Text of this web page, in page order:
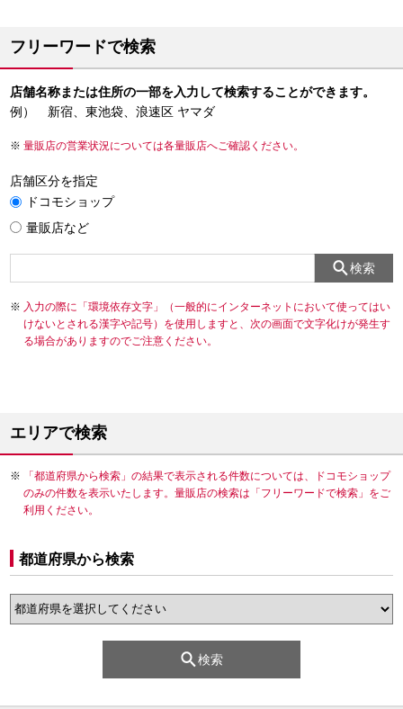
フリーワードで検索
店舗名称または住所の一部を入力して検索することができます。
例） 新宿、東池袋、浪速区 ヤマダ
量販店の営業状況については各量販店へご確認ください。
店舗区分を指定
ドコモショップ
量販店など
検索
入力の際に「環境依存文字」（一般的にインターネットにおいて使ってはい
けないとされる漢字や記号）を使用しますと、次の画面で文字化けが発生す
る場合がありますのでご注意ください。
エリアで検索
「都道府県から検索」の結果で表示される件数については、ドコモショップ
のみの件数を表示いたします。量販店の検索は「フリーワードで検索」をご
利用ください。
都道府県から検索
検索